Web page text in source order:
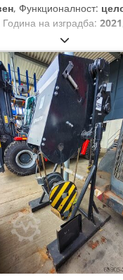
, Функционалност:
Година на изградба: 2021
900 мм, вкупна
820 мм, носење